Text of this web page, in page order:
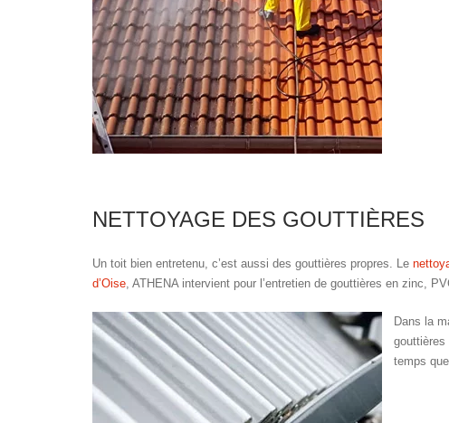
NETTOYAGE DES GOUTTIÈRES
Un toit bien entretenu, c’est aussi des gouttières propres. Le
d’Oise, ATHENA intervient pour l’entretien de gouttières en zinc,
Dans la
temps